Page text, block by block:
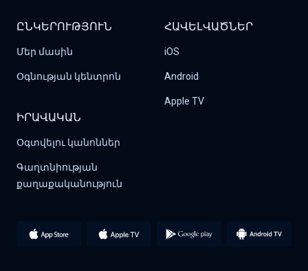
ԸՆԿԵՐՈՒԹՅՈՒՆ
Մեր մասին
Օգնության կենտրոն
ՀԱՎԵԼՎԱԾՆԵՐ
iOS
Android
Apple TV
ԻՐԱՎԱԿԱՆ
Օգտվելու կանոններ
Գաղտնիության
քաղաքականություն